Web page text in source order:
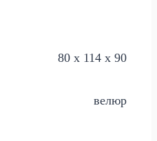
80 х 114 х 90
велюр